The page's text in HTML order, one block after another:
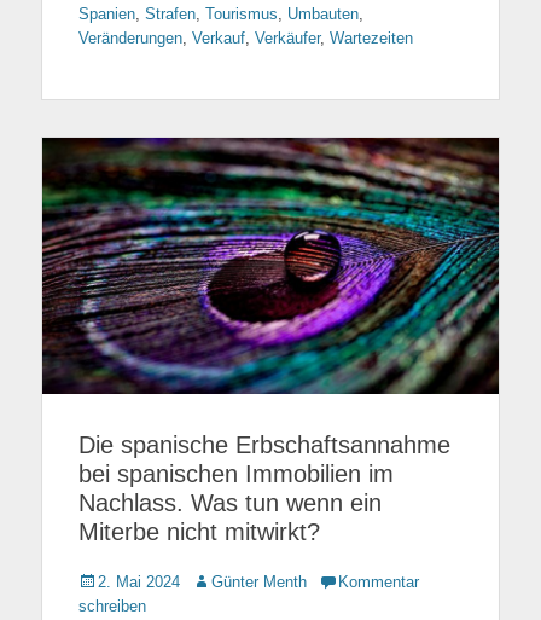
Spanien Strafen Tourismus Umbauten
Veränderungen Verkauf Verkäufer, Wartezeiten
Die spanische Erbschaftsannahme
bei spanischen Immobilien im
Nachlass. Was tun wenn ein
Miterbe nicht mitwirkt?
Gepostet
am
2. Mai 2024 AutorGünter Menth
Kommentar
schreiben